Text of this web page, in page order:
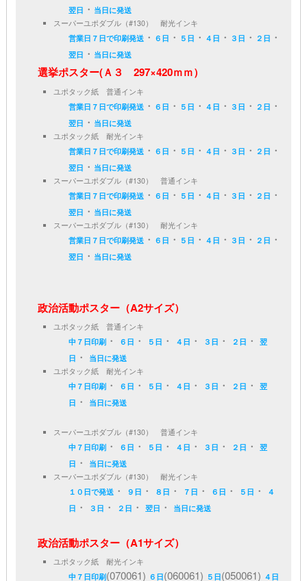
翌日 ・ 当日に発送
スーパーユポダブル（#130） 耐光インキ
営業日７日で印刷発送 ・ ６日 ・ ５日 ・ ４日 ・ ３日 ・ ２日 ・
翌日 ・ 当日に発送
選挙ポスター(Ａ３ 297×420ｍｍ）
ユポタック紙 普通インキ
営業日７日で印刷発送 ・ ６日 ・ ５日 ・ ４日 ・ ３日 ・ ２日 ・
翌日 ・ 当日に発送
ユポタック紙 耐光インキ
営業日７日で印刷発送 ・ ６日 ・ ５日 ・ ４日 ・ ３日 ・ ２日 ・
翌日 ・ 当日に発送
スーパーユポダブル（#130） 普通インキ
営業日７日で印刷発送 ・ ６日 ・ ５日 ・ ４日 ・ ３日 ・ ２日 ・
翌日 ・ 当日に発送
スーパーユポダブル（#130） 耐光インキ
営業日７日で印刷発送 ・ ６日 ・ ５日 ・ ４日 ・ ３日 ・ ２日 ・
翌日 ・ 当日に発送
政治活動ポスター（A2サイズ）
ユポタック紙 普通インキ
中７日印刷 ・ ６日 ・ ５日 ・ ４日 ・ ３日 ・ ２日 ・翌
日 ・
当日に発送
ユポタック紙 耐光インキ
中７日印刷 ・ ６日 ・ ５日 ・ ４日 ・ ３日 ・ ２日 ・翌
日 ・ 当日に発送
スーパーユポダブル（#130） 普通インキ
中７日印刷 ・ ６日 ・ ５日 ・ ４日 ・ ３日 ・ ２日 ・翌
日 ・
当日に発送
スーパーユポダブル（#130） 耐光インキ
１０日で発送 ・ ９日 ・ ８日 ・ ７日 ・ ６日 ・ ５日 ・
４
日 ・ ３日 ・ ２日 ・翌日 ・ 当日に発送
政治活動ポスター（A1サイズ）
ユポタック紙 耐光インキ
中７日印刷(070061) ６日(060061) ５日(050061) ４日